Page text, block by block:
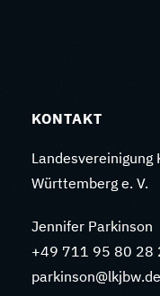
KONTAKT
Landesvereinigung
Württemberg e. V.
Jennifer Parkinson
+49 711 95 80 28
parkinson@lkjbw.de